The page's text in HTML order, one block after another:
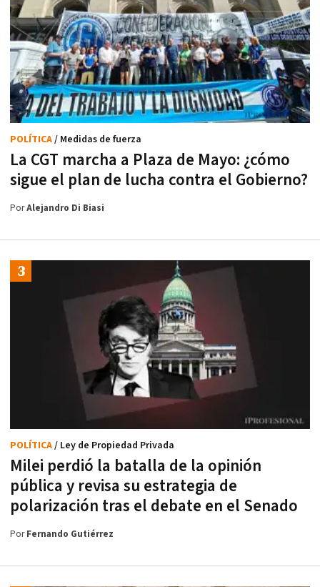
La CGT marcha a Plaza de Mayo: ¿cómo
sigue el plan de lucha contra el Gobierno?
POLÍTICA/ Medidas de fuerza
PorAlejandro Di Biasi
Milei perdió la batalla de la opinión
pública y revisa su estrategia de
polarización tras el debate en el Senado
POLÍTICA/ Ley de Propiedad Privada
PorFernando Gutiérrez